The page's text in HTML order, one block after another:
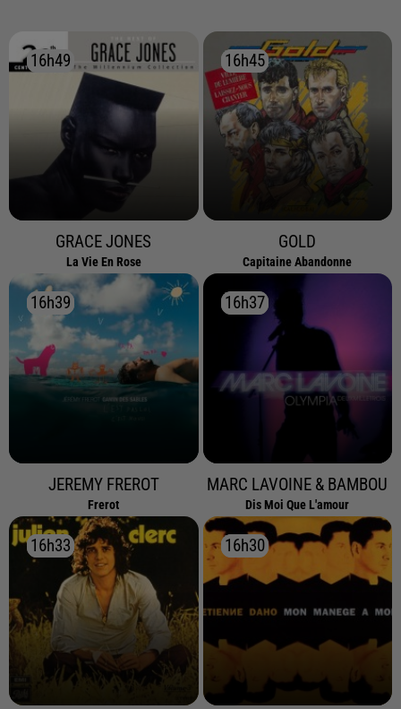
16h49
16h49
GRACE JONES
La Vie En Rose
16h45
16h45
GOLD
Capitaine Abandonne
16h39
16h39
JEREMY FREROT
Frerot
16h37
16h37
MARC LAVOINE & BAMBOU
Dis Moi Que L'amour
16h33
16h33 16h30
16h30